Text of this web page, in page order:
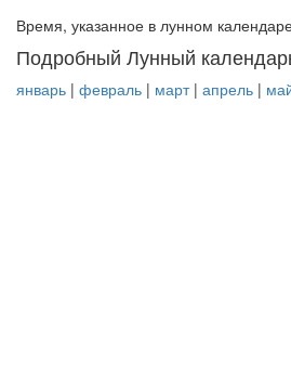
Время, указанное в лунном
Подробный Лунный
январь | февраль | март| апрель |